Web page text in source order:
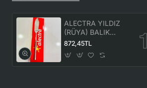
ALECTRA YILDIZ
(RÜYA) BALIK
BIÇAK 12'Lİ (1
KUTU) -ALC 086
872,45TL